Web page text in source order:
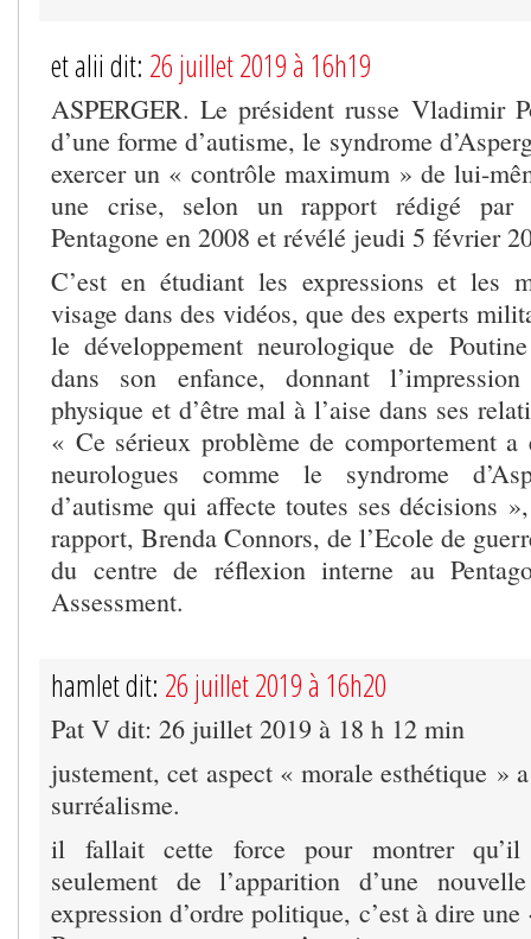
et alii dit: 26 juillet 2019 à 16h19
ASPERGER. Le président russe Vladimir
d’une forme d’autisme, le syndrome
exercer un « contrôle maximum » de lui-
une crise, selon un rapport rédigé
Pentagone en 2008 et révélé jeudi 5 février
C’est en étudiant les expressions et les
visage dans des vidéos, que des experts
le développement neurologique de
dans son enfance, donnant
physique et d’être mal à l’aise dans ses
« Ce sérieux problème de comportement
neurologues comme le syndrome
d’autisme qui affecte toutes ses décisions
rapport, Brenda Connors, de l’Ecole de
du centre de réflexion interne au
Assessment.
hamlet dit: 26 juillet 2019 à 16h20
Pat V dit: 26 juillet 2019 à 18 h 12 min
justement, cet aspect « morale esthétique »
surréalisme.
il fallait cette force pour montrer qu’il
seulement de l’apparition d’une
expression d’ordre politique, c’est à dire